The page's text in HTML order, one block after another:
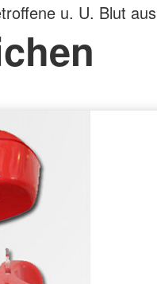
u. U. Blut